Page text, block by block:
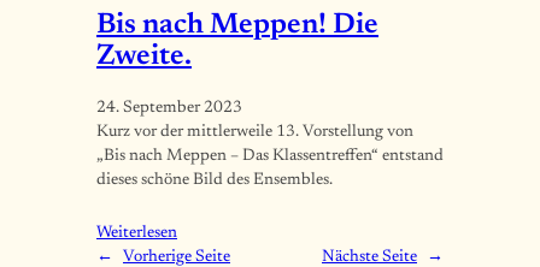
Bis nach Meppen! Die
Zweite.
24. September 2023
Kurz vor der mittlerweile 13. Vorstellung von
„Bis nach Meppen – Das Klassentreffen“ entstand
dieses schöne Bild des Ensembles.
Weiterlesen
←
Vorherige Seite Nächste Seite →